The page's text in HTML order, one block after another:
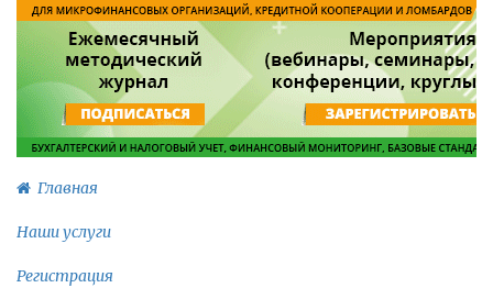
Главная
Наши услуги
Регистрация